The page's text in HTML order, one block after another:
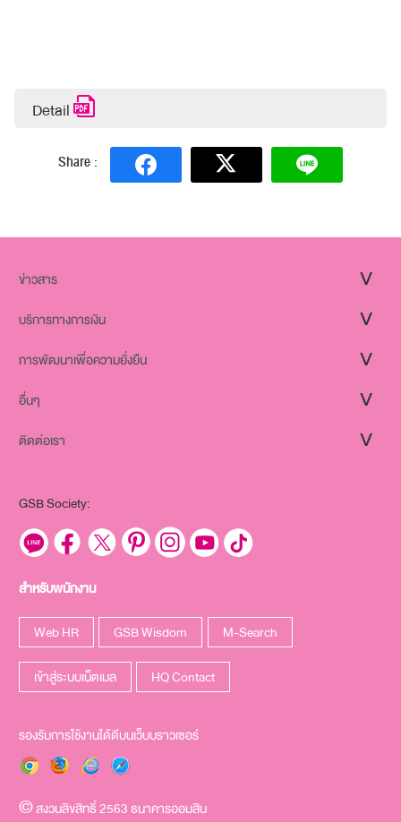
Detail
Share :
ข่าวสาร
บริการทางการเงิน
การพัฒนาเพื่อความยั่งยืน
อื่นๆ
ติดต่อเรา
GSB Society:
สำหรับพนักงาน
Web HR GSB Wisdom M-Search
เข้าสู่ระบบเน็ตเมล HQ Contact
รองรับการใช้งานได้ดีบนเว็บบราวเซอร์
สงวนลิขสิทธิ์ 2563 ธนาคารออมสิน